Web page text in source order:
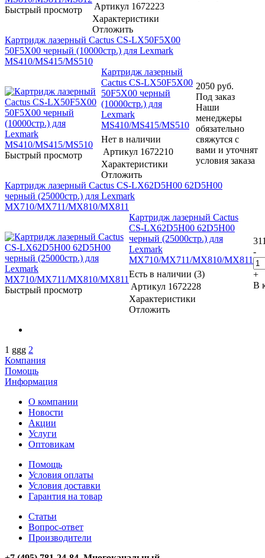
Быстрый просмотр
Артикул 1672223
Характеристики
Отложить
Картридж лазерный Cactus CS-LX50F5X00
50F5X00 черный (10000стр.) для Lexmark
MS410/MS415/MS510
Быстрый просмотр
Картридж лазерный
Cactus CS-LX50F5X00
50F5X00 черный
(10000стр.) для
Lexmark
MS410/MS415/MS510
Нет в наличии
Артикул 1672210
Характеристики
Отложить
2050 руб.
Под заказ
Наши
менеджеры
обязательно
свяжутся с
вами и уточнят
условия заказа
Картридж лазерный Cactus CS-LX62D5H00 62D5H00
черный (25000стр.) для Lexmark
MX710/MX711/MX810/MX811
Быстрый просмотр
Картридж лазерный Cactus
CS-LX62D5H00 62D5H00
черный (25000стр.) для
Lexmark
MX710/MX711/MX810/MX811
Есть в наличии (3)
Артикул 1672228
Характеристики
Отложить
-
+
В
1 ggg 2
Компания
Помощь
Информация
О компании
Новости
Акции
Услуги
Оптовикам
Помощь
Условия оплаты
Условия доставки
Гарантия на товар
Статьи
Вопрос-ответ
Производители